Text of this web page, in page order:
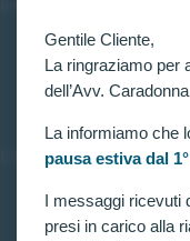
Gentile Cliente,
La ringraziamo per
dell’Avv.
La informiamo che
pausa estiva dal
I messaggi ricevuti
presi in carico alla
Home
Chi siamo
Contatti
LINK UTILI
Prenota consulenza
Privacy e Cookie